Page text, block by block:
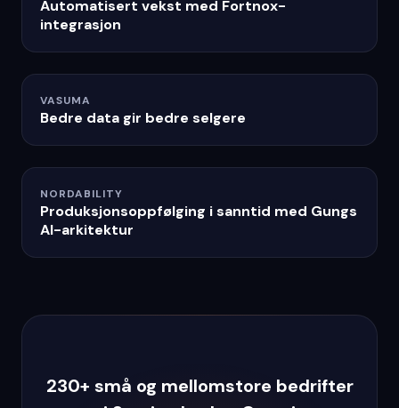
Automatisert vekst med Fortnox-
integrasjon
VASUMA
Bedre data gir bedre selgere
NORDABILITY
Produksjonsoppfølging i sanntid med Gungs
AI-arkitektur
230+ små og mellomstore bedrifter